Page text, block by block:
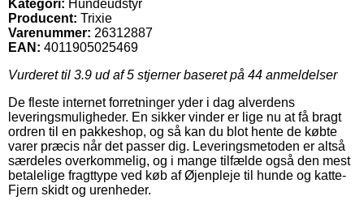
Kategori: Hundeudstyr
Producent: Trixie
Varenummer: 26312887
EAN: 4011905025469
Vurderet til 3.9 ud af 5 stjerner baseret på 44 anmeldelser
De fleste internet forretninger yder i dag alverdens
leveringsmuligheder. En sikker vinder er lige nu at få bragt
ordren til en pakkeshop, og så kan du blot hente de købte
varer præcis når det passer dig. Leveringsmetoden er altså
særdeles overkommelig, og i mange tilfælde også den mest
betalelige fragttype ved køb af Øjenpleje til hunde og katte-
Fjern skidt og urenheder.